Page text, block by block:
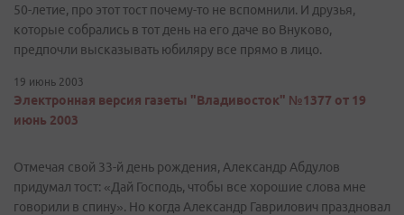
50-летие, про этот тост почему-то не вспомнили. И друзья,
которые собрались в тот день на его даче во Внуково,
предпочли высказывать юбиляру все прямо в лицо.
19 июнь 2003
Электронная версия газеты "Владивосток" №1377 от 19
июнь 2003
Отмечая свой 33-й день рождения, Александр Абдулов
придумал тост: «Дай Господь, чтобы все хорошие слова мне
говорили в спину». Но когда Александр Гаврилович праздновал